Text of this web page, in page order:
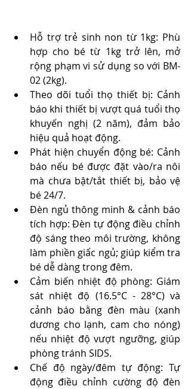
Hỗ trợ trẻ sinh non từ 1kg: Phù
hợp cho bé từ 1kg trở lên, mở
rộng phạm vi sử dụng so với BM-
02 (2kg).
Theo dõi tuổi thọ thiết bị: Cảnh
báo khi thiết bị vượt quá tuổi thọ
khuyến nghị (2 năm), đảm bảo
hiệu quả hoạt động.
Phát hiện chuyển động bé: Cảnh
báo nếu bé được đặt vào/ra nôi
mà chưa bật/tắt thiết bị, bảo vệ
bé 24/7.
Đèn ngủ thông minh & cảnh báo
tích hợp: Đèn tự động điều chỉnh
độ sáng theo môi trường, không
làm phiền giấc ngủ; giúp kiểm tra
bé dễ dàng trong đêm.
Cảm biến nhiệt độ phòng: Giám
sát nhiệt độ (16.5°C - 28°C) và
cảnh báo bằng đèn màu (xanh
dương cho lạnh, cam cho nóng)
nếu nhiệt độ vượt ngưỡng, giúp
phòng tránh SIDS.
Chế độ ngày/đêm tự động: Tự
động điều chỉnh cường độ đèn